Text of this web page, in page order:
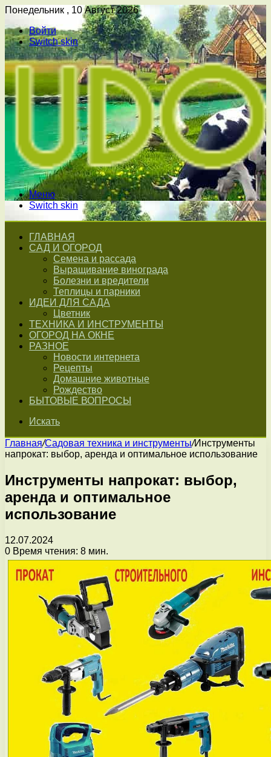
Понедельник , 10 Август 2026
Войти
Switch skin
Меню
Switch skin
ГЛАВНАЯ
САД И ОГОРОД
Семена и рассада
Выращивание винограда
Болезни и вредители
Теплицы и парники
ИДЕИ ДЛЯ САДА
Цветник
ТЕХНИКА И ИНСТРУМЕНТЫ
ОГОРОД НА ОКНЕ
РАЗНОЕ
Новости интернета
Рецепты
Домашние животные
Рождество
БЫТОВЫЕ ВОПРОСЫ
Искать
Главная/Садовая техника и инструменты/Инструменты
напрокат: выбор, аренда и оптимальное использование
Инструменты напрокат: выбор,
аренда и оптимальное
использование
12.07.2024
0 Время чтения: 8 мин.